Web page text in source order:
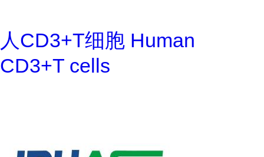
人CD3+T细胞 Human
CD3+T cells